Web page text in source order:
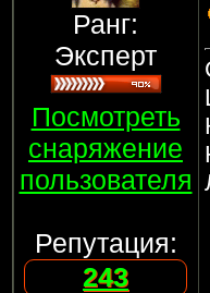
Ранг:
Эксперт
Посмотреть
снаряжение
пользователя
Репутация:
243